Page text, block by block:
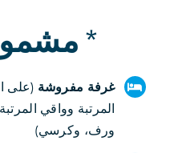
*
غرفة مفروشة (على
المرتبة وواقي
ورف، وكرسي)